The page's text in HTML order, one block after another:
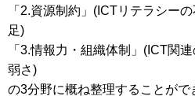
「2.資源制約」(ICTリテラシー
足)
「3.情報力・組織体制」(ICT関
弱さ)
の3分野に概ね整理することがで